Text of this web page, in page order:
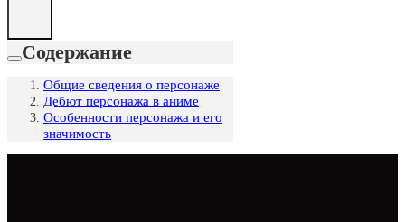
Содержание
Общие сведения о персонаже
Дебют персонажа в аниме
Особенности персонажа и его
значимость